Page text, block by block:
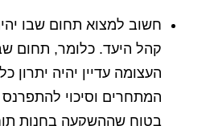
חשוב למצוא תחום שבו
קהל היעד. כלומר, תחום
העצומה עדיין יהיה יתרון
המתחרים וסיכוי
בטוח שההשקעה בחנות